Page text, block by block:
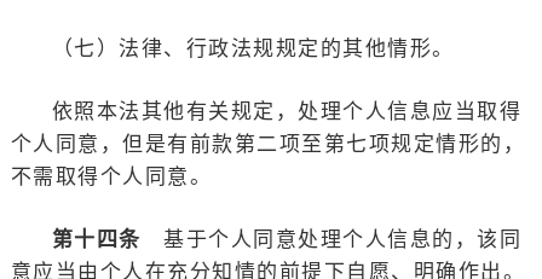
（七）法律、行政法规规定的其他情形。
依照本法其他有关规定，处理个人信息应当取得
个人同意，但是有前款第二项至第七项规定情形的，
不需取得个人同意。
第十四条 基于个人同意处理个人信息的，该同
意应当由个人在充分知情的前提下自愿、明确作出。